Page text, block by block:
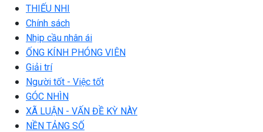
THIẾU NHI
Chính sách
Nhịp cầu nhân ái
ỐNG KÍNH PHÓNG VIÊN
Giải trí
Người tốt - Việc tốt
GÓC NHÌN
XÃ LUẬN - VẤN ĐỀ KỲ NÀY
NỀN TẢNG SỐ